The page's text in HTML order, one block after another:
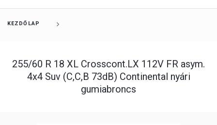
KEZDŐLAP
255/60 R 18 XL Crosscont.LX 112V FR asym.
4x4 Suv (C,C,B 73dB) Continental nyári
gumiabroncs